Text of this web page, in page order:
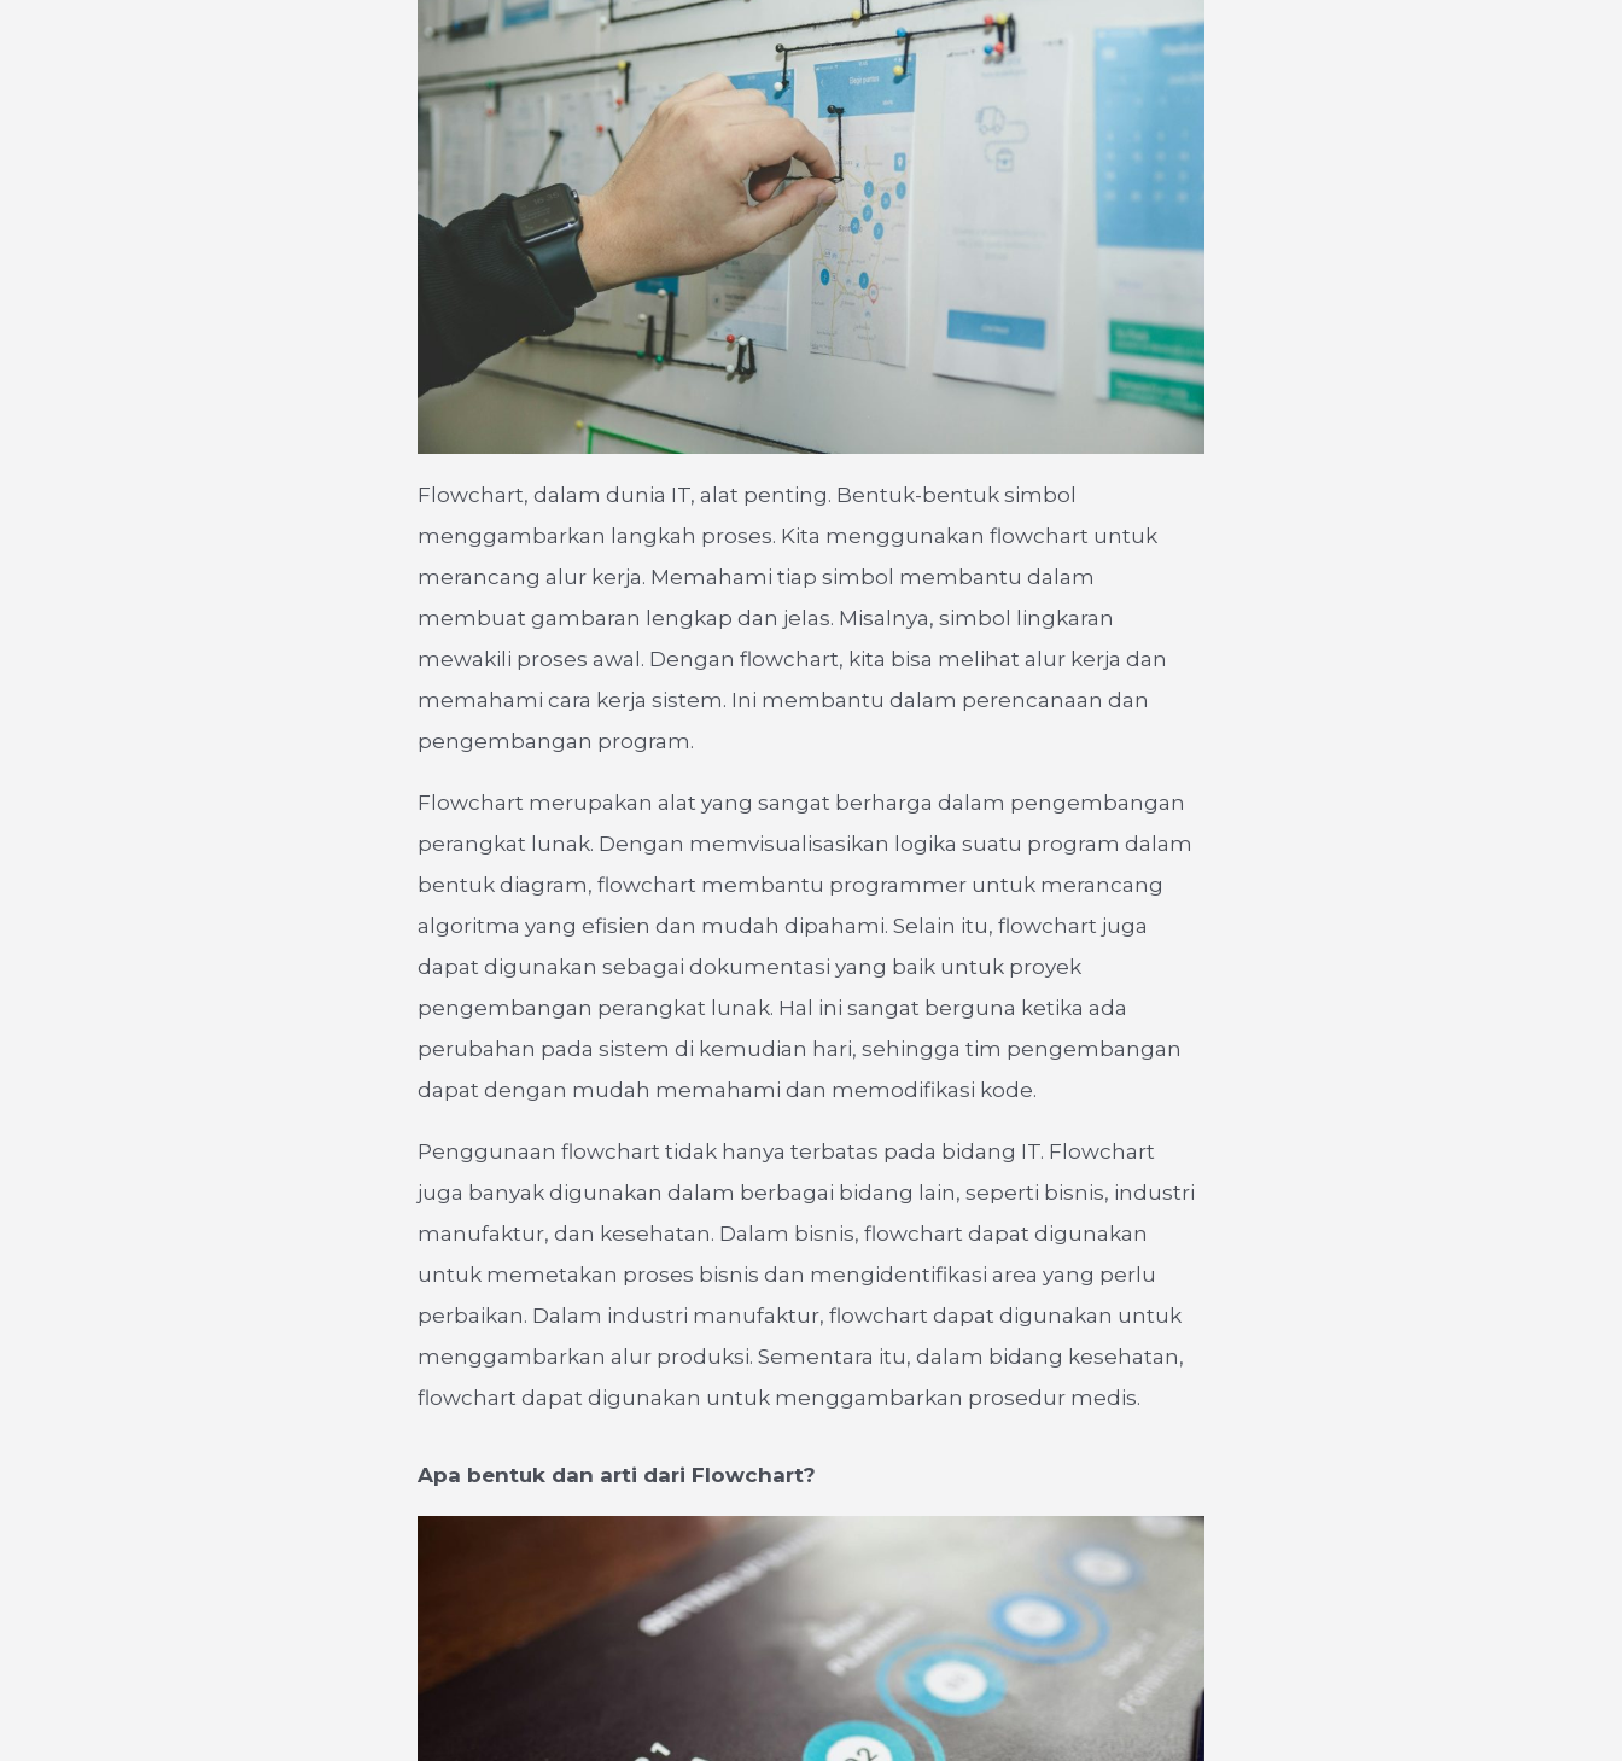
Flowchart, dalam dunia IT, alat penting. Bentuk-bentuk simbol
menggambarkan langkah proses. Kita menggunakan flowchart untuk
merancang alur kerja. Memahami tiap simbol membantu dalam
membuat gambaran lengkap dan jelas. Misalnya, simbol lingkaran
mewakili proses awal. Dengan flowchart, kita bisa melihat alur kerja dan
memahami cara kerja sistem. Ini membantu dalam perencanaan dan
pengembangan program.
Flowchart merupakan alat yang sangat berharga dalam pengembangan
perangkat lunak. Dengan memvisualisasikan logika suatu program dalam
bentuk diagram, flowchart membantu programmer untuk merancang
algoritma yang efisien dan mudah dipahami. Selain itu, flowchart juga
dapat digunakan sebagai dokumentasi yang baik untuk proyek
pengembangan perangkat lunak. Hal ini sangat berguna ketika ada
perubahan pada sistem di kemudian hari, sehingga tim pengembangan
dapat dengan mudah memahami dan memodifikasi kode.
Penggunaan flowchart tidak hanya terbatas pada bidang IT. Flowchart
juga banyak digunakan dalam berbagai bidang lain, seperti bisnis, industri
manufaktur, dan kesehatan. Dalam bisnis, flowchart dapat digunakan
untuk memetakan proses bisnis dan mengidentifikasi area yang perlu
perbaikan. Dalam industri manufaktur, flowchart dapat digunakan untuk
menggambarkan alur produksi. Sementara itu, dalam bidang kesehatan,
flowchart dapat digunakan untuk menggambarkan prosedur medis.
Apa bentuk dan arti dari Flowchart?